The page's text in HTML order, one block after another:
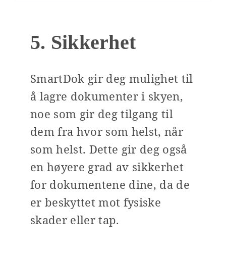
5. Sikkerhet
SmartDok gir deg mulighet til
å lagre dokumenter i skyen,
noe som gir deg tilgang til
dem fra hvor som helst, når
som helst. Dette gir deg også
en høyere grad av sikkerhet
for dokumentene dine, da de
er beskyttet mot fysiske
skader eller tap.